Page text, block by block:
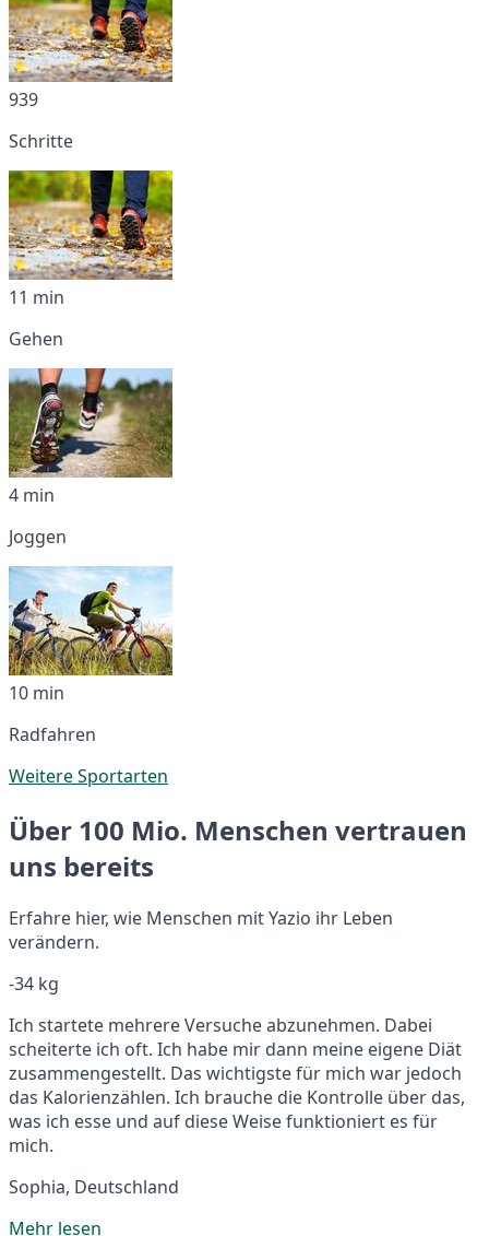
939
Schritte
11 min
Gehen
4 min
Joggen
10 min
Radfahren
Weitere Sportarten
Über 100 Mio. Menschen vertrauen
uns bereits
Erfahre hier, wie Menschen mit Yazio ihr Leben
verändern.
-34 kg
Ich startete mehrere Versuche abzunehmen. Dabei
scheiterte ich oft. Ich habe mir dann meine eigene Diät
zusammengestellt. Das wichtigste für mich war jedoch
das Kalorienzählen. Ich brauche die Kontrolle über das,
was ich esse und auf diese Weise funktioniert es für
mich.
Sophia, Deutschland
Mehr lesen